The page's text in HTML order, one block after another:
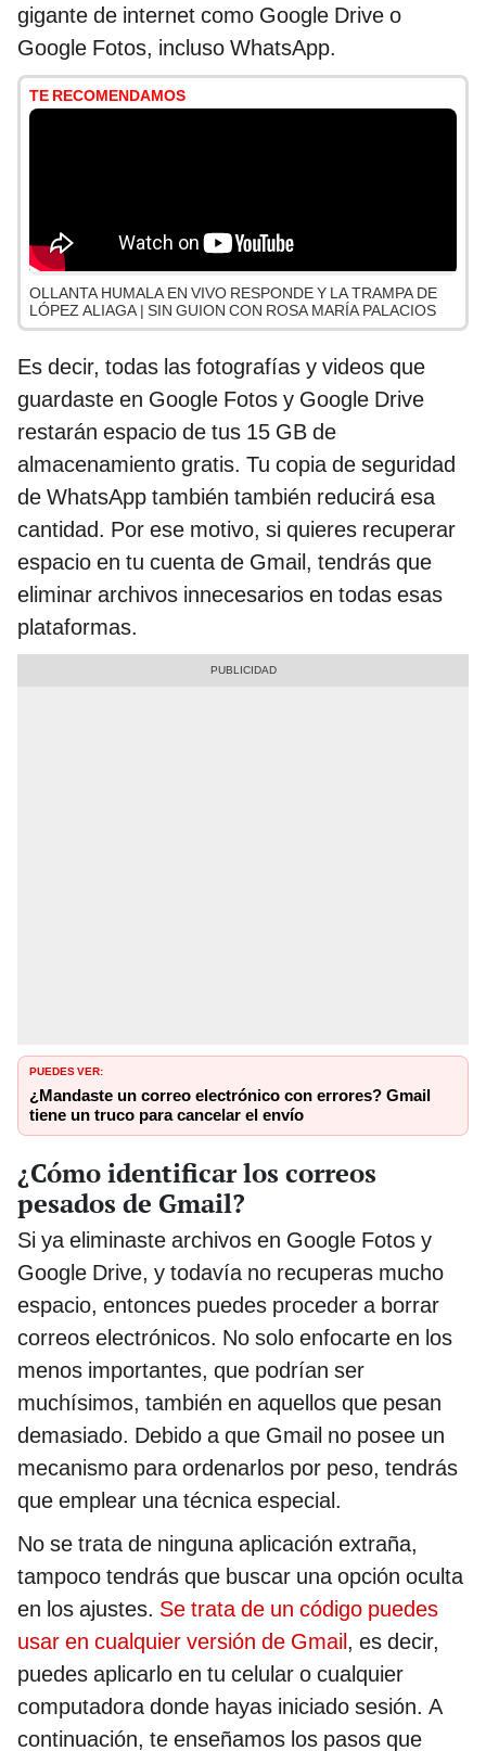
gigante de internet como Google Drive o
Google Fotos, incluso WhatsApp.
TE RECOMENDAMOS
OLLANTA HUMALA EN VIVO RESPONDE Y LA TRAMPA DE
LÓPEZ ALIAGA | SIN GUION CON ROSA MARÍA PALACIOS
Es decir, todas las fotografías y videos que
guardaste en Google Fotos y Google Drive
restarán espacio de tus 15 GB de
almacenamiento gratis. Tu copia de seguridad
de WhatsApp también también reducirá esa
cantidad. Por ese motivo, si quieres recuperar
espacio en tu cuenta de Gmail, tendrás que
eliminar archivos innecesarios en todas esas
plataformas.
PUEDES VER:
¿Mandaste un correo electrónico con errores? Gmail
tiene un truco para cancelar el envío
¿Cómo identificar los correos
pesados de Gmail?
Si ya eliminaste archivos en Google Fotos y
Google Drive, y todavía no recuperas mucho
espacio, entonces puedes proceder a borrar
correos electrónicos. No solo enfocarte en los
menos importantes, que podrían ser
muchísimos, también en aquellos que pesan
demasiado. Debido a que Gmail no posee un
mecanismo para ordenarlos por peso, tendrás
que emplear una técnica especial.
No se trata de ninguna aplicación extraña,
tampoco tendrás que buscar una opción oculta
en los ajustes. Se trata de un código puedes
usar en cualquier versión de Gmail, es decir,
puedes aplicarlo en tu celular o cualquier
computadora donde hayas iniciado sesión. A
continuación, te enseñamos los pasos que